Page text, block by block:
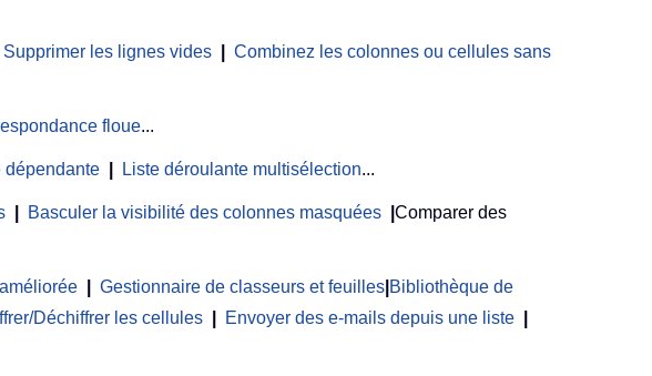
Supprimer les lignes vides
Combinez les colonnes ou cellules sans
floue...
dépendante Liste déroulante multisélection...
Basculer la visibilité des colonnes masquées
Comparer des
Gestionnaire de classeurs et feuilles Bibliothèque de
Déchiffrer les cellules Envoyer des e-mails depuis une liste